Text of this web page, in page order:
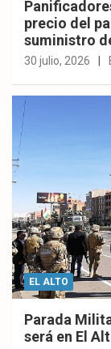
precio del
suministro
30 julio, 2026
EL ALTO
Parada
será en El